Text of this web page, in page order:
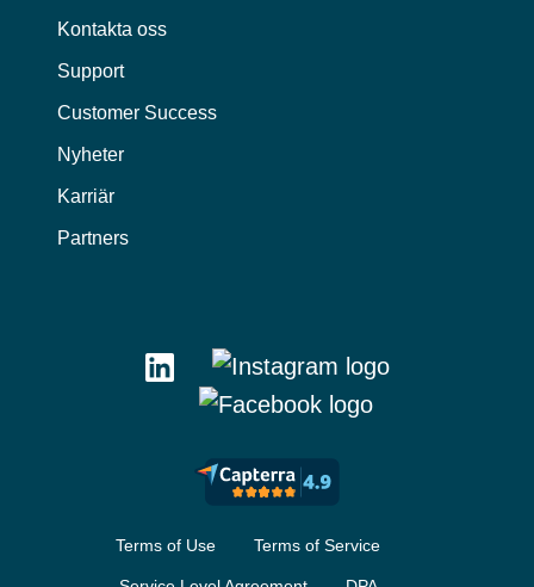
Kontakta oss
Support
Customer Success
Nyheter
Karriär
Partners
Terms of Use Terms of Service